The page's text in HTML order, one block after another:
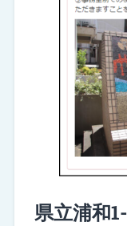
県立浦和